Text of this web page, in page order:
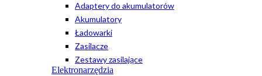
Adaptery do akumulatorów
Akumulatory
Ładowarki
Zasilacze
Zestawy zasilające
Elektronarzędzia